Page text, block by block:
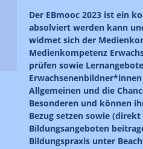
Der EBmooc 2023 ist ein
absolviert werden kann
widmet sich der
Medienkompetenz
prüfen sowie
Allgemeinen und die
Besonderen und können
Bezug setzen sowie
Bildungsangeboten
Bildungspraxis unter